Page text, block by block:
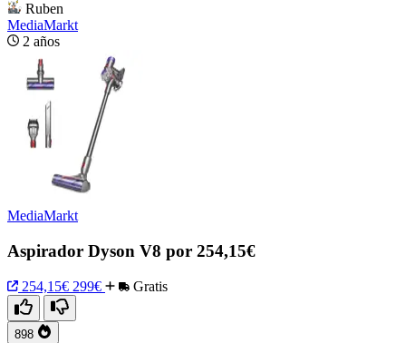
Ruben
MediaMarkt
2 años
MediaMarkt
Aspirador Dyson V8 por 254,15€
254,15€ 299€ Gratis
898